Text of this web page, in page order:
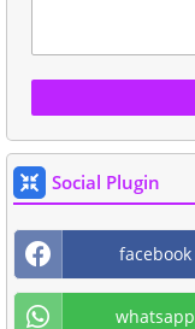
Social Plugin
facebook
whatsapp